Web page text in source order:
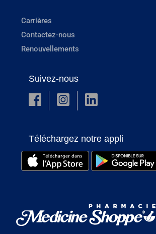
Carrières
Contactez-nous
Renouvellements
Suivez-nous
Téléchargez notre appli